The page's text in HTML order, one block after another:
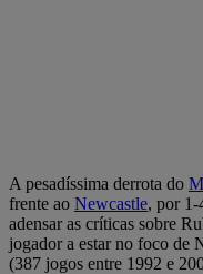
A pesadíssima derrota do
frente ao Newcastle, por 1-
adensar as críticas sobre
jogador a estar no foco de
(387 jogos entre 1992 e